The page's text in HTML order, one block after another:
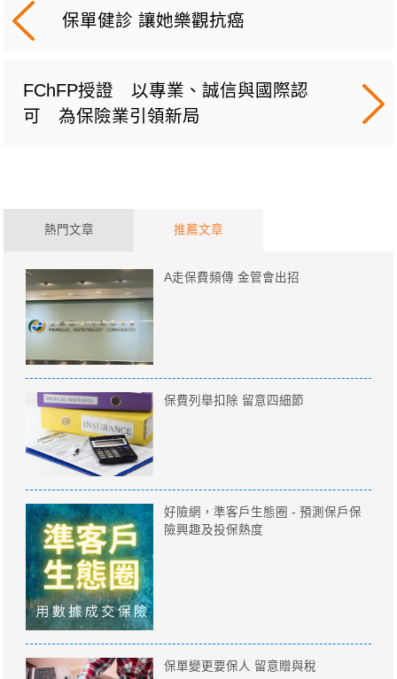
保單健診 讓她樂觀抗癌
FChFP授證 以專業、誠信與國際認
可 為保險業引領新局
熱門文章 推薦文章
A走保費頻傳 金管會出招
保費列舉扣除 留意四細節
好險網，準客戶生態圈 - 預測保戶保
險興趣及投保熱度
保單變更要保人 留意贈與稅